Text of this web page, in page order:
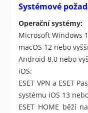
Systémové
Operační systémy:
Microsoft Windows
macOS 12 nebo
Android 8.0 nebo
iOS:
ESET VPN a ESET
systému iOS 13
ESET HOME běží